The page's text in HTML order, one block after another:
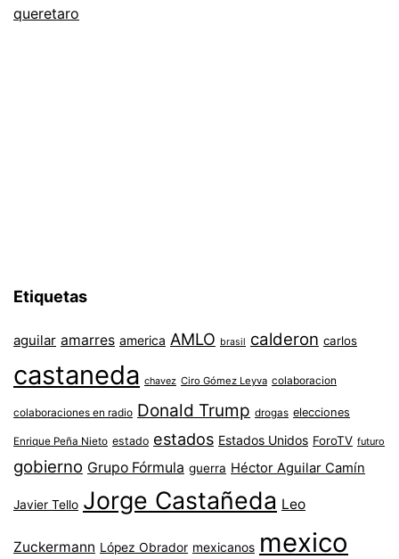
queretaro
Etiquetas
aguilar amarres america AMLO brasil calderon carlos
castaneda chavez Ciro Gómez Leyva colaboracion
colaboraciones en radio Donald Trump drogas elecciones
Enrique Peña Nieto estado estados Estados Unidos ForoTV futuro
gobierno Grupo Fórmula guerra Héctor Aguilar Camín
Javier Tello Jorge Castañeda Leo
Zuckermann López Obrador mexicanos mexico